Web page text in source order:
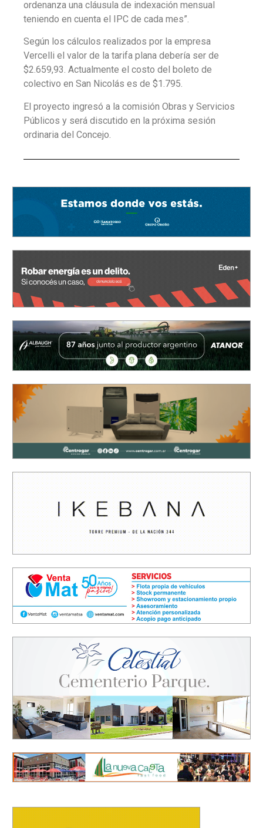
ordenanza una cláusula de indexación mensual
teniendo en cuenta el IPC de cada mes”.
Según los cálculos realizados por la empresa
Vercelli el valor de la tarifa plana debería ser de
$2.659,93. Actualmente el costo del boleto de
colectivo en San Nicolás es de $1.795.
El proyecto ingresó a la comisión Obras y Servicios
Públicos y será discutido en la próxima sesión
ordinaria del Concejo.